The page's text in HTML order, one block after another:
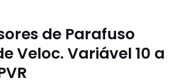
de Parafuso
Veloc. Variável 10 a